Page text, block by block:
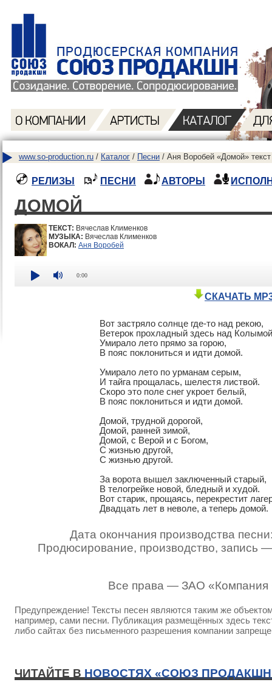
www.so-production.ru / Каталог / Песни / Аня Воробей «Домой»
РЕЛИЗЫ ПЕСНИ АВТОРЫ
ДОМОЙ
ТЕКСТ: Вячеслав Клименков
МУЗЫКА: Вячеслав Клименков
ВОКАЛ: Аня Воробей
0:00
СКАЧАТЬ
Вот застряло солнце где-то над рекою,
Ветерок прохладный здесь над
Умирало лето прямо за горою,
В пояс поклониться и идти домой.
Умирало лето по урманам серым,
И тайга прощалась, шелестя листвой.
Скоро это поле снег укроет белый,
В пояс поклониться и идти домой.
Домой, трудной дорогой,
Домой, ранней зимой,
Домой, с Верой и с Богом,
С жизнью другой,
С жизнью другой.
За ворота вышел заключенный старый,
В телогрейке новой, бледный и худой.
Вот старик, прощаясь, перекрестит
Двадцать лет в неволе, а теперь домой.
Дата окончания производства
Продюсирование, производство, запись
Все права — ЗАО
Предупреждение! Тексты песен являются таким же
например, сами песни. Публикация размещённых здесь
либо сайтах без письменного разрешения компании
ЧИТАЙТЕ В НОВОСТЯХ «СОЮЗ